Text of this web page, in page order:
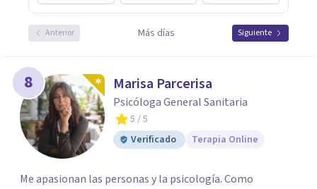
Anterior Más días Siguiente
8 Marisa Parcerisa
Psicóloga General Sanitaria
5 / 5
Verificado
Terapia Online
Me apasionan las personas y la psicología. Como